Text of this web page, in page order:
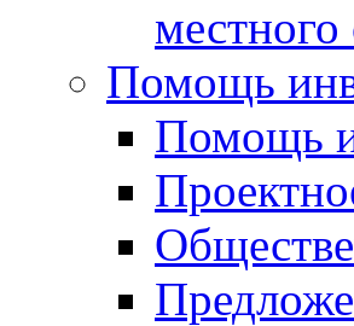
Помощь
Помощь